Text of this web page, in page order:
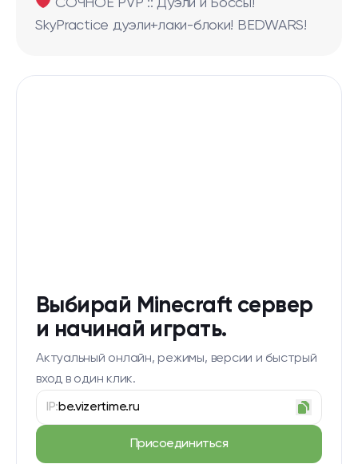
СОЧНОЕ PVP :: Дуэли и Боссы!
SkyPractice дуэли+лаки-блоки! BEDWARS!
Выбирай Minecraft сервер
и начинай играть.
Актуальный онлайн, режимы, версии и быстрый
вход в один клик.
IP:be.vizertime.ru
Присоединиться